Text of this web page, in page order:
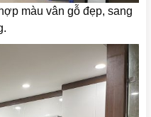
màu vân gỗ đẹp, sang